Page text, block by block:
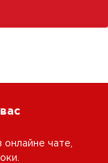
чате,